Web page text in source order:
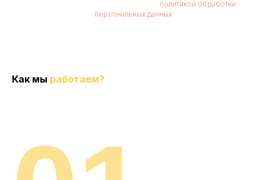
политикой обработки
персональных данных
Как мы работаем?